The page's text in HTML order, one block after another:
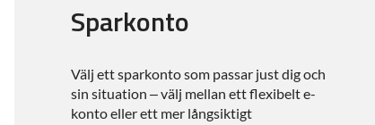
Sparkonto
Välj ett sparkonto som passar just dig och
sin situation – välj mellan ett flexibelt e-
konto eller ett mer långsiktigt